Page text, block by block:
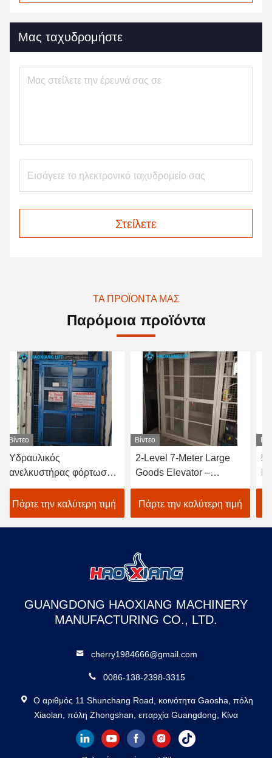
Μας ταχυδρομήστε
Στείλετε
ΤΑ ΠΡΟΪΌΝΤΑ ΜΑΣ
Παρόμοια προϊόντα
φόρτωσης
αποθήκης -
κλάσηςτιμή
2-Level 7-Meter Large
Goods Elevator –
Tailored Outdoor Heavy-
Duty Freight Lift White
warehouse use
Πάρτε την καλύτερη τιμή
Βίντεο
500kg to
Industrial
Freight
Customized
warehouse
Πάρτε την
GUANGDONG HAOXIANG MACHINERY
MANUFACTURING CO., LTD.
cherry1984666@gmail.com
0086-138-2398-3315
Ο αριθμός 11 Shunchang Road, κοινότητα Gaosha, πόλη
Xiaolan, πόλη Zhongshan, επαρχία Guangdong, Κίνα